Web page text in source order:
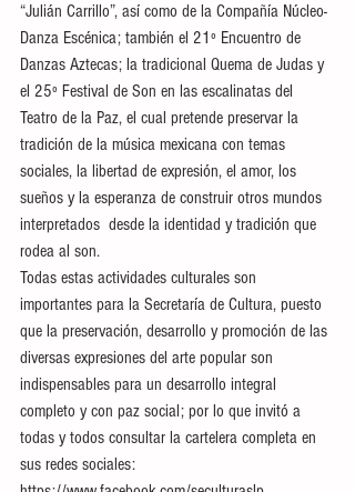
“Julián Carrillo”, así como de la Compañía Núcleo-
Danza Escénica; también el 21º Encuentro de
Danzas Aztecas; la tradicional Quema de Judas y
el 25º Festival de Son en las escalinatas del
Teatro de la Paz, el cual pretende preservar la
tradición de la música mexicana con temas
sociales, la libertad de expresión, el amor, los
sueños y la esperanza de construir otros mundos
interpretados  desde la identidad y tradición que
rodea al son.
Todas estas actividades culturales son
importantes para la Secretaría de Cultura, puesto
que la preservación, desarrollo y promoción de las
diversas expresiones del arte popular son
indispensables para un desarrollo integral
completo y con paz social; por lo que invitó a
todas y todos consultar la cartelera completa en
sus redes sociales: